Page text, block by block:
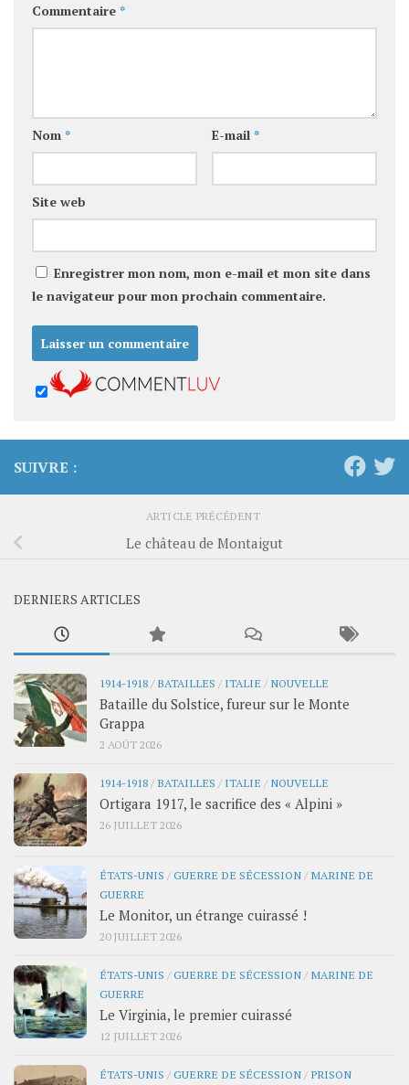
Commentaire *
Nom * E-mail *
Site web
Enregistrer mon nom, mon e-mail et mon site dans
le navigateur pour mon prochain commentaire.
SUIVRE :
ARTICLE PRÉCÉDENT
Le château de Montaigut
DERNIERS ARTICLES
1914-1918 / BATAILLES / ITALIE / NOUVELLE
Bataille du Solstice, fureur sur le Monte
Grappa
2 AOÛT 2026
1914-1918 / BATAILLES / ITALIE / NOUVELLE
Ortigara 1917, le sacrifice des « Alpini »
26 JUILLET 2026
ÉTATS-UNIS /GUERRE DE SÉCESSION / MARINE DE
GUERRE
Le Monitor, un étrange cuirassé !
20 JUILLET 2026
ÉTATS-UNIS /GUERRE DE SÉCESSION / MARINE DE
GUERRE
Le Virginia, le premier cuirassé
12 JUILLET 2026
ÉTATS-UNIS /GUERRE DE SÉCESSION / PRISON